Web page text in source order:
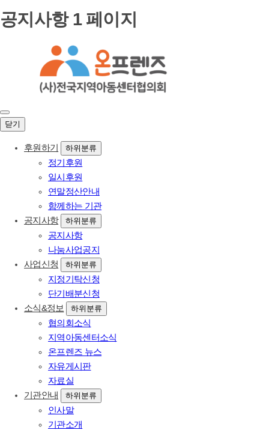
공지사항 1 페이지
닫기
후원하기 하위분류
정기후원
일시후원
연말정산안내
함께하는 기관
공지사항
하위분류
공지사항
나눔사업공지
사업신청
하위분류
지정기탁신청
단기배분신청
소식&정보
하위분류
협의회소식
지역아동센터소식
온프렌즈 뉴스
자유게시판
자료실
기관안내
하위분류
인사말
기관소개